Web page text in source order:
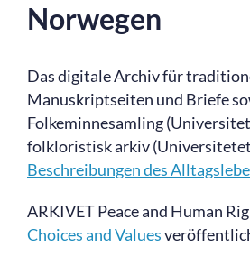
Norwegen
Das digitale Archiv für
Manuskriptseiten und Briefe
Folkeminnesamling
folkloristisk arkiv (Universitetet
Beschreibungen des
ARKIVET Peace and Human
Choices and Values